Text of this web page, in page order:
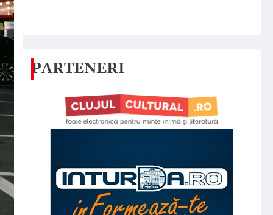
PARTENERI